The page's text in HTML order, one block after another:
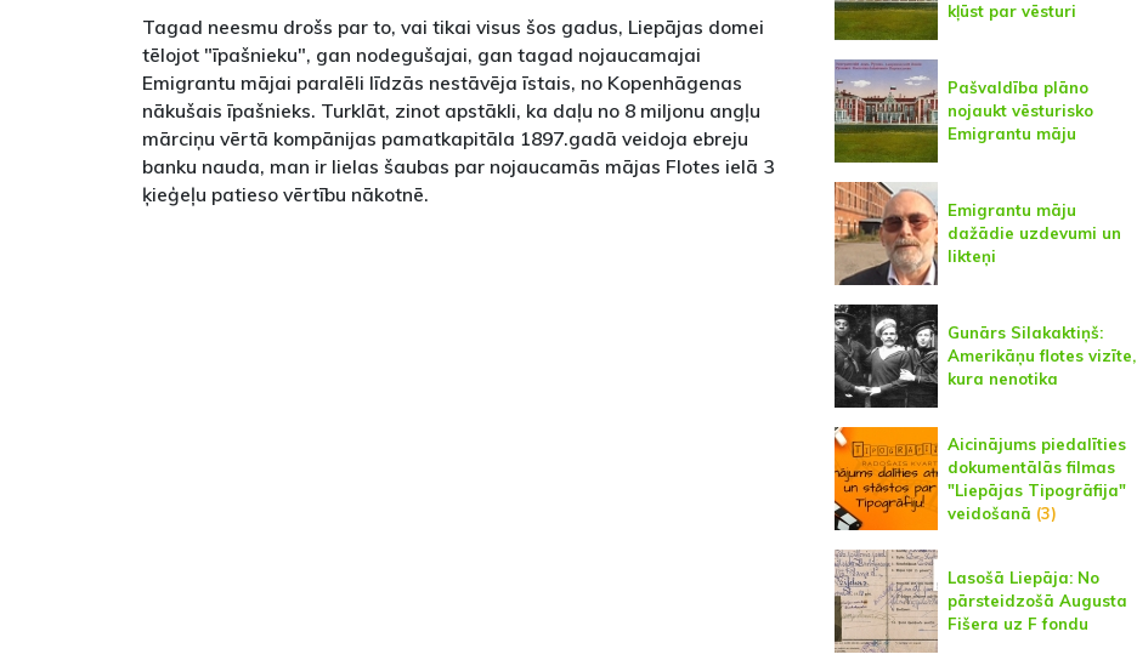
Tagad neesmu drošs par to, vai tikai visus šos gadus, Liepājas domei
tēlojot "īpašnieku", gan nodegušajai, gan tagad nojaucamajai
Emigrantu mājai paralēli līdzās nestāvēja īstais, no Kopenhāgenas
nākušais īpašnieks. Turklāt, zinot apstākli, ka daļu no 8 miljonu angļu
mārciņu vērtā kompānijas pamatkapitāla 1897.gadā veidoja ebreju
banku nauda, man ir lielas šaubas par nojaucamās mājas Flotes ielā 3
ķieģeļu patieso vērtību nākotnē.
kļūst par vēsturi
Pašvaldība plāno
nojaukt vēsturisko
Emigrantu māju
Emigrantu māju
dažādie uzdevumi un
likteņi
Gunārs Silakaktiņš:
Amerikāņu flotes vizīte,
kura nenotika
Aicinājums piedalīties
dokumentālās filmas
"Liepājas Tipogrāfija"
veidošanā (3)
Lasošā Liepāja: No
pārsteidzošā Augusta
Fišera uz F fondu